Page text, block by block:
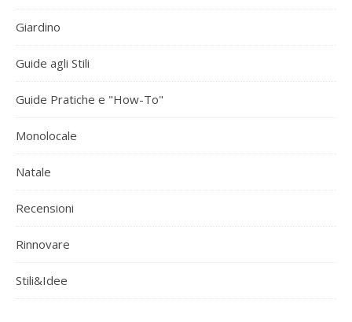
Giardino
Guide agli Stili
Guide Pratiche e "How-To"
Monolocale
Natale
Recensioni
Rinnovare
Stili&Idee